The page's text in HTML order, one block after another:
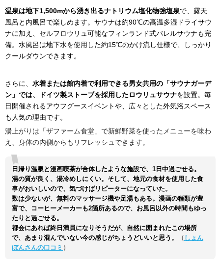
温泉は地下1,500mから湧き出るナトリウム塩化物強塩泉で、露天
風呂と内風呂で楽しめます。サウナは約90℃の高温多湿ドライサウ
ナに加え、セルフロウリュ可能なフィンランド式バレルサウナも完
備。水風呂は地下水を使用した約15℃のかけ流し仕様で、しっかり
クールダウンできます。
さらに、 水着または館内着で利用できる男女共用の「サウナガーデ
ン」では、ドイツ製ストーブを採用したロウリュサウナを設置。毎
日開催されるアウフグースイベントや、広々とした外気浴スペース
も人気の理由です。
湯上がりは「ザファーム食堂」で新鮮野菜を使ったメニューを味わ
え、身体の内側からもリフレッシュできます。
日帰り温泉と漫画喫茶が合体したような施設で、1日中過ごせる。
湯の質が良く、湯冷めしにくい。そして、地元の食材を使用した食
事がおいしいので、気づけばリピーターになっていた。
数は少ないが、無料のマッサージ機や足湯もある。漫画の種類が豊
富で、コーヒーメーカーも2箇所あるので、お風呂以外の時間もゆっ
たりと過ごせる。
都会にあれば終日満員になりそうだが、自然に囲まれたこの場所
で、あまり混んでいない今の感じがちょうどいいと思う。
（ しょん
ぼんさんの口コミ ）